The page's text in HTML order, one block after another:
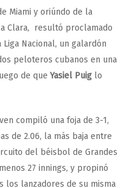
Miami y oriúndo de la
Clara, resultó proclamado
Nacional, un galardón
peloteros cubanos en una
de queYasiel Puiglo
compiló una foja de 3-1,
de 2.06, la más baja entre
del béisbol de Grandes
27 innings, y propinó
los lanzadores de su misma